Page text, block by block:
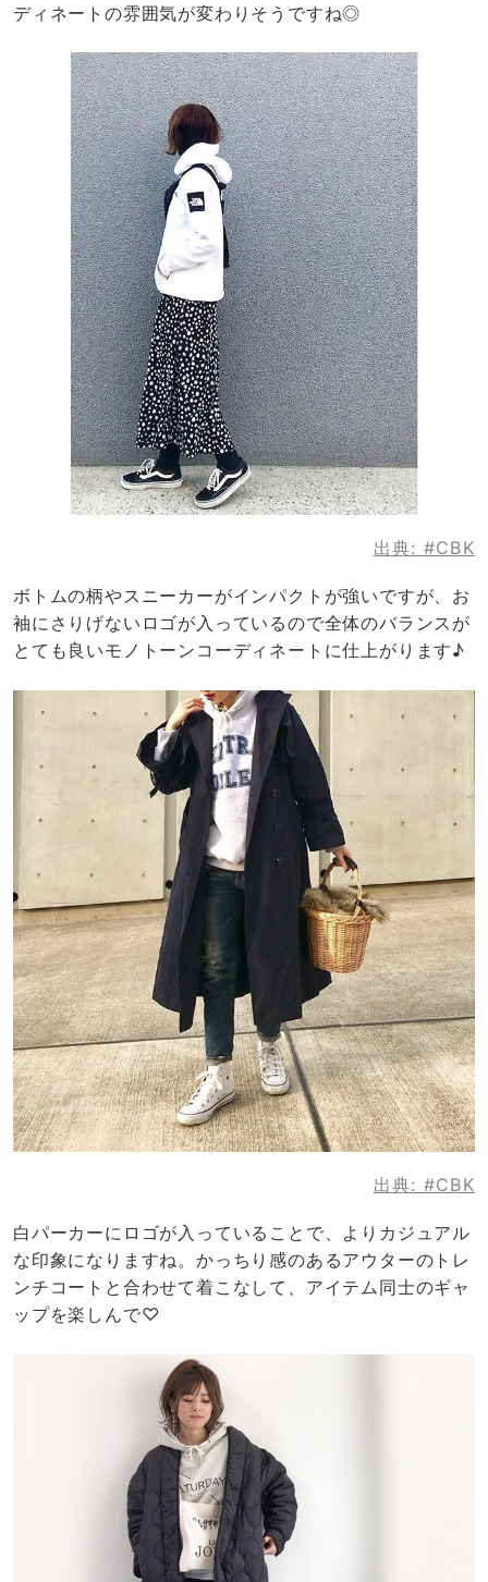
ディネートの雰囲気が変わりそうですね◎
出典: #CBK
ボトムの柄やスニーカーがインパクトが強いですが、お
袖にさりげないロゴが入っているので全体のバランスが
とても良いモノトーンコーディネートに仕上がります♪
出典: #CBK
白パーカーにロゴが入っていることで、よりカジュアル
な印象になりますね。かっちり感のあるアウターのトレ
ンチコートと合わせて着こなして、アイテム同士のギャ
ップを楽しんで♡